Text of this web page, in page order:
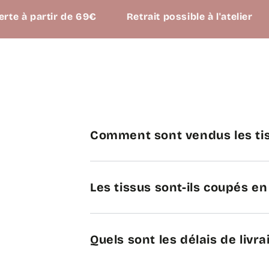
de 69€ Retrait possible à l'atelier
Comment sont vendus les
Les tissus sont-ils coupés
Quels sont les délais de